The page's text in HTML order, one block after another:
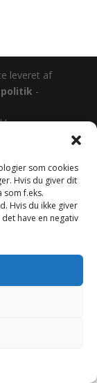
som cookies
Hvis du giver dit
som f.eks.
Hvis du ikke giver
have en negativ
leveret af
politik -
og
henvise til